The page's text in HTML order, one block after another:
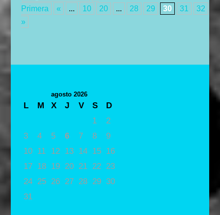
Primera
« ... 10 20 ... 28 29 30 31 32
»
agosto 2026
L M X J V S
D
1
2
3
4 5 6 7 8
9
10
11 12 13 14 15
16
17
18 19 20 21 22
23
24
25 26 27 28 29 30
31